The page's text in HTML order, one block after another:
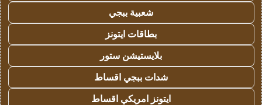
شعبية ببجي
بطاقات ايتونز
بلايستيشن ستور
شدات ببجي اقساط
ايتونز امريكي اقساط